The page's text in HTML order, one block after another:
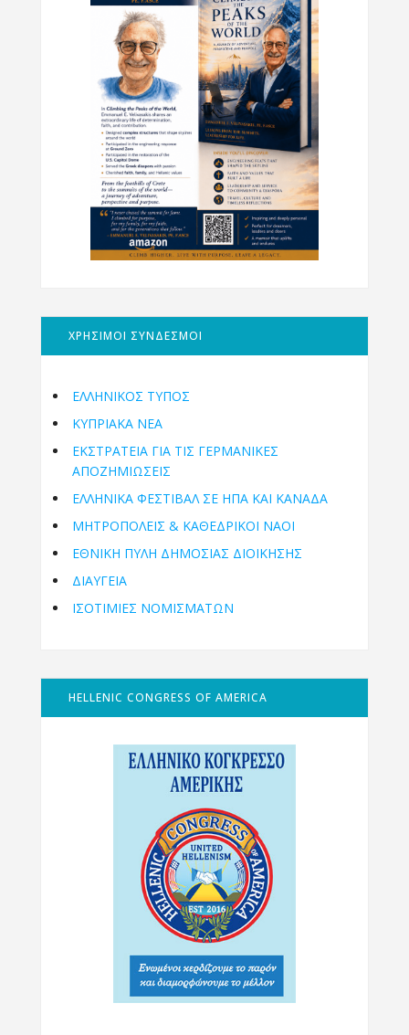
ΧΡΗΣΙΜΟΙ ΣΥΝΔΕΣΜΟΙ
ΕΛΛΗΝΙΚΟΣ ΤΥΠΟΣ
ΚΥΠΡΙΑΚΑ ΝΕΑ
ΕΚΣΤΡΑΤΕΙΑ ΓΙΑ ΤΙΣ ΓΕΡΜΑΝΙΚΕΣ
ΑΠΟΖΗΜΙΩΣΕΙΣ
ΕΛΛΗΝΙΚΆ ΦΕΣΤΙΒΆΛ ΣΕ ΗΠΑ ΚΑΙ ΚΑΝΑΔΑ
ΜΗΤΡΟΠΌΛΕΙΣ & ΚΑΘΕΔΡΙΚΟΊ ΝΑΟΊ
ΕΘΝΙΚΉ ΠΎΛΗ ΔΗΜΌΣΙΑΣ ΔΙΟΊΚΗΣΗΣ
ΔΙΑΥΓΕΙΑ
ΙΣΟΤΙΜΙΕΣ ΝΟΜΙΣΜΑΤΩΝ
HELLENIC CONGRESS OF AMERICA